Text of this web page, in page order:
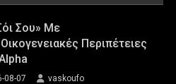
Σου» Με
Περιπέτειες
08-07 vaskoufo